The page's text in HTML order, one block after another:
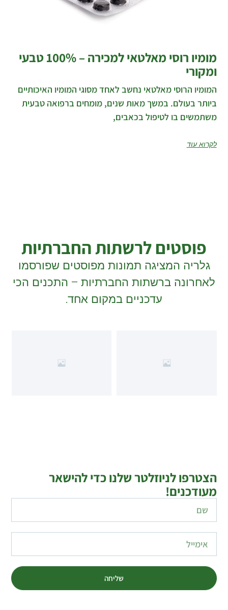
מומיו רוסי מאלטאי למכירה – 100% טבעי
ומקורי
המומיו הרוסי מאלטאי נחשב לאחד מסוגי המומיו האיכותיים
ביותר בעולם. במשך מאות שנים, מומחים ברפואה טבעית
משתמשים בו לטיפול בכאבים,
לקרוא עוד
פוסטים לרשתות החברתיות
גלריה המציגה תמונות מפוסטים שפורסמו
לאחרונה ברשתות החברתיות – התכנים הכי
עדכניים במקום אחד.
הצטרפו לניוזלטר שלנו כדי להישאר
מעודכנים!
שליחה